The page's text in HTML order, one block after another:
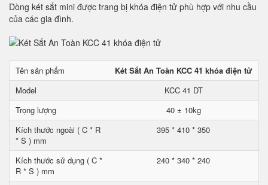
Dòng két sắt mini được trang bị khóa điện tử phù hợp với nhu cầu
của các gia đình.
Tên sản phẩm
Két Sắt An Toàn KCC 41 khóa điện tử
Model
KCC 41 DT
Trọng lượng
40 ± 10kg
Kích thước ngoài ( C * R
* S ) mm
395 * 410 * 350
Kích thước sử dụng ( C *
R * S ) mm
240 * 340 * 240